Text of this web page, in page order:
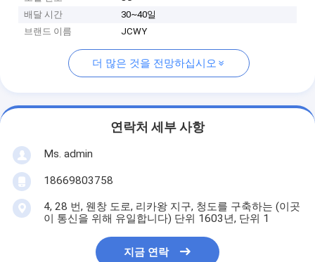
배달 시간
30~40일
브랜드 이름
JCWY
더 많은 것을 전망하십시오
연락처 세부 사항
Ms. admin
18669803758
4, 28 번, 웬창 도로, 리카왕 지구, 청도를 구축하는 (이곳
이 통신을 위해 유일합니다) 단위 1603년, 단위 1
지금 연락